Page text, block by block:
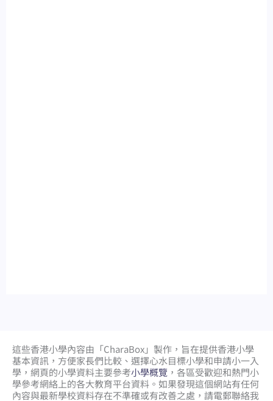
這些香港小學內容由「CharaBox」製作，旨在提供香港小學
基本資訊，方便家長們比較、 選擇心水目標小學和申請小一入
學，網頁的小學資料主要參考小學概覽 ，各區受歡迎和熱門小
學參考網絡上的各大教育平台資料。如果發現這個網站有任何
內容與最新學校資料存在不準確或有改善之處，請電郵聯絡我